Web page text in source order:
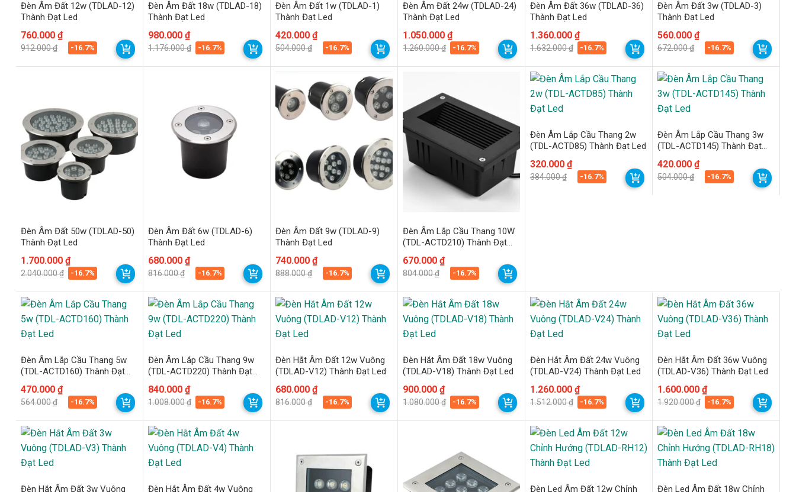
Đèn Âm Đất 12w (TDLAD-12)
Thành Đạt Led
912.000₫
Giá
gốc
là:
760.000 ₫
Giá
hiện
tại
760.000 ₫.
-16.7%
Đèn Âm Đất 18w (TDLAD-18)
Thành Đạt Led
1.176.000₫
Giá
gốc
là:
980.000 ₫
Giá
hiện
tại
980.000 ₫.
-16.7%
Đèn Âm Đất 1w (TDLAD-1)
Thành Đạt Led
504.000₫
Giá
gốc
là:
420.000 ₫
Giá
hiện
tại
420.000 ₫.
-16.7%
Đèn Âm Đất 24w (TDLAD-24)
Thành Đạt Led
1.260.000₫
Giá
gốc
là:
1.050.000 ₫
Giá
hiện
tại
1.050.000 ₫.
-16.7%
Đèn Âm Đất 36w (TDLAD-36)
Thành Đạt Led
1.632.000₫
Giá
gốc
là:
1.360.000 ₫
Giá
hiện
tại
1.360.000 ₫.
-16.7%
Đèn Âm Đất 3w (TDLAD-3)
Thành Đạt Led
672.000₫
Giá
gốc
là:
560.000 ₫
Giá
hiện
tại
560.000 ₫.
-16.7%
Đèn Âm Đất 50w (TDLAD-50)
Thành Đạt Led
2.040.000₫
Giá
gốc
là:
1.700.000 ₫
Giá
hiện
tại
1.700.000 ₫.
-16.7%
Đèn Âm Đất 6w (TDLAD-6)
Thành Đạt Led
816.000₫
Giá
gốc
là:
680.000 ₫
Giá
hiện
tại
680.000 ₫.
-16.7%
Đèn Âm Đất 9w (TDLAD-9)
Thành Đạt Led
888.000₫
Giá
gốc
là:
740.000 ₫
Giá
hiện
tại
740.000 ₫.
-16.7%
Đèn Âm Lắp Cầu Thang 10W
(TDL-ACTD210) Thành Đạt
804.000₫
Giá
gốc
là:
670.000 ₫
Giá
hiện
tại
670.000 ₫.
-16.7%
Đèn Âm Lắp Cầu Thang 2w
(TDL-ACTD85) Thành Đạt Led
384.000₫
Giá
gốc
là:
320.000 ₫
Giá
hiện
tại
-16.7%
Đèn Âm Lắp Cầu Thang 3w
(TDL-ACTD145) Thành Đạt
504.000₫
Giá
gốc
là:
420.000 ₫
Giá
hiện
tại
-16.7%
Đèn Âm Lắp Cầu Thang 5w
(TDL-ACTD160) Thành Đạt
564.000₫
Giá
gốc
là:
470.000 ₫
Giá
hiện
tại
470.000 ₫.
-16.7%
Đèn Âm Lắp Cầu Thang 9w
(TDL-ACTD220) Thành Đạt
1.008.000₫
Giá
gốc
là:
840.000 ₫
Giá
hiện
tại
840.000 ₫.
-16.7%
Đèn Hắt Âm Đất 12w Vuông
(TDLAD-V12) Thành Đạt Led
816.000₫
Giá
gốc
là:
680.000 ₫
Giá
hiện
tại
680.000 ₫.
-16.7%
Đèn Hắt Âm Đất 18w Vuông
(TDLAD-V18) Thành Đạt Led
1.080.000₫
Giá
gốc
là:
900.000 ₫
Giá
hiện
tại
900.000 ₫.
-16.7%
Đèn Hắt Âm Đất 24w Vuông
(TDLAD-V24) Thành Đạt Led
1.512.000₫
Giá
gốc
là:
1.260.000 ₫
Giá
hiện
tại
1.260.000 ₫.
-16.7%
Đèn Hắt Âm Đất 36w Vuông
(TDLAD-V36) Thành Đạt Led
1.920.000₫
Giá
gốc
là:
1.600.000 ₫
Giá
hiện
tại
1.600.000 ₫.
-16.7%
Đèn Hắt Âm Đất 3w Vuông
Đèn Hắt Âm Đất 4w Vuông
Đèn Led Âm Đất 12w Chỉnh
Đèn Led Âm Đất 18w Chỉnh